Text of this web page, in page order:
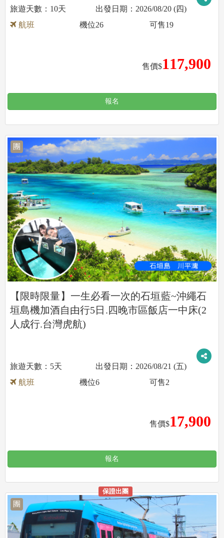
10天
2026/08/20 (四)
航班
售價$117,900
機位26 可售19
報名
團
【限時限量】一生必看一次的石垣藍~沖繩石
垣島機加酒自由行5日.四晚市區飯店一中床(2
人成行.台灣虎航)
5天
2026/08/21 (五)
航班
售價$17,900
機位6 可售2
報名
團
保證出團